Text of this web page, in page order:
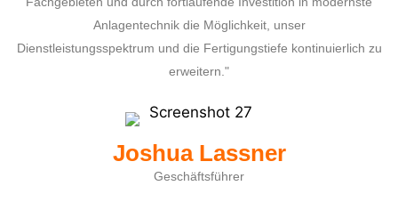
Anlagentechnik die Möglichkeit, unser
Dienstleistungsspektrum und die Fertigungstiefe kontinuierlich zu
erweitern."
Joshua Lassner
Geschäftsführer